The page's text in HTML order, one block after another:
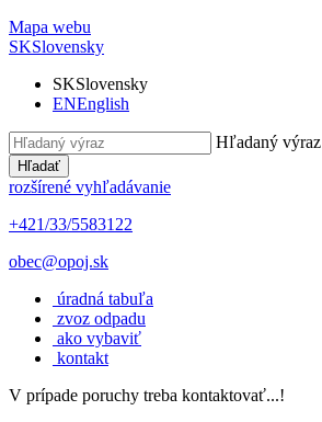
Mapa webu
SKSlovensky
SKSlovensky
ENEnglish
Hľadaný výraz
Hľadať
rozšírené vyhľadávanie
+421/33/5583122
obec@opoj.sk
úradná tabuľa
zvoz odpadu
ako vybaviť
kontakt
V prípade poruchy treba kontaktovať...!